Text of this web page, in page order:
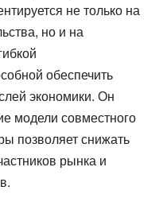
не только на
но и на
обеспечить
экономики. Он
модели совместного
позволяет снижать
рынка и